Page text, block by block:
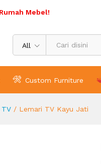
Mebel!
All
Custom Furniture
TV / Lemari TV Kayu Jati